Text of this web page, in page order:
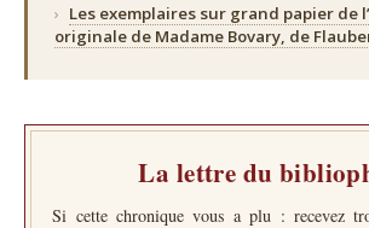
› Les exemplaires sur grand papier de
originale de Madame Bovary, de
La lettre du
Si cette chronique vous a plu : recevez